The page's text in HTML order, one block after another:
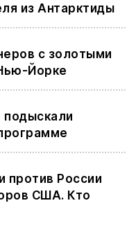
из Антарктиды
с золотыми
Йорке
подыскали
против России
США. Кто